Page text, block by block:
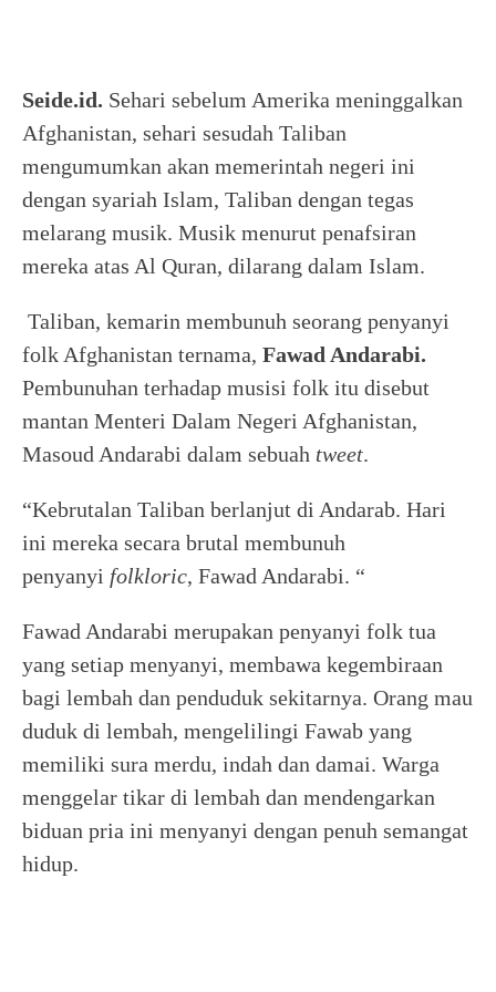
Seide.id. Sehari sebelum Amerika meninggalkan
Afghanistan, sehari sesudah Taliban
mengumumkan akan memerintah negeri ini
dengan syariah Islam, Taliban dengan tegas
melarang musik. Musik menurut penafsiran
mereka atas Al Quran, dilarang dalam Islam.
Taliban, kemarin membunuh seorang penyanyi
folk Afghanistan ternama, Fawad Andarabi.
Pembunuhan terhadap musisi folk itu disebut
mantan Menteri Dalam Negeri Afghanistan,
Masoud Andarabi dalam sebuah tweet.
“Kebrutalan Taliban berlanjut di Andarab. Hari
ini mereka secara brutal membunuh
penyanyi folkloric, Fawad Andarabi. “
Fawad Andarabi merupakan penyanyi folk tua
yang setiap menyanyi, membawa kegembiraan
bagi lembah dan penduduk sekitarnya. Orang mau
duduk di lembah, mengelilingi Fawab yang
memiliki sura merdu, indah dan damai. Warga
menggelar tikar di lembah dan mendengarkan
biduan pria ini menyanyi dengan penuh semangat
hidup.